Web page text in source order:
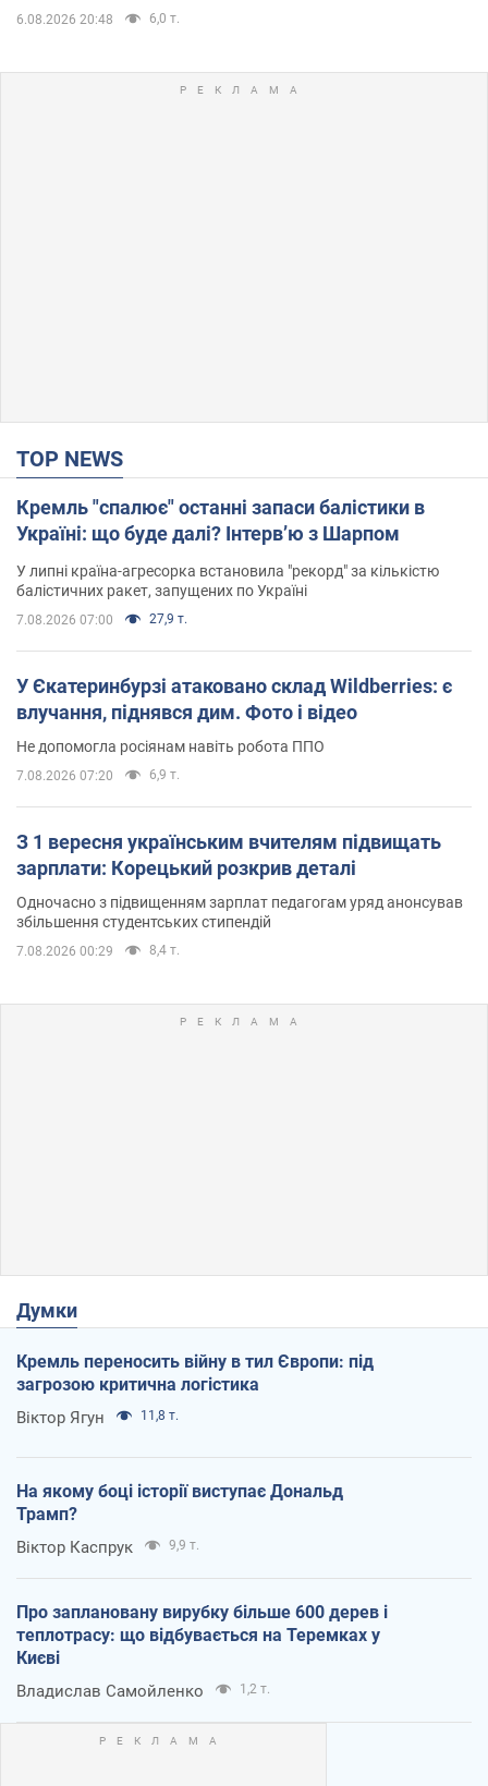
6.08.2026 20:48 6,0 т.
TOP NEWS
Кремль "спалює" останні запаси балістики в
Україні: що буде далі? Інтерв’ю з Шарпом
У липні країна-агресорка встановила "рекорд" за кількістю
балістичних ракет, запущених по Україні
7.08.2026 07:00 27,9 т.
У Єкатеринбурзі атаковано склад Wildberries: є
влучання, піднявся дим. Фото і відео
Не допомогла росіянам навіть робота ППО
7.08.2026 07:20 6,9 т.
З 1 вересня українським вчителям підвищать
зарплати: Корецький розкрив деталі
Одночасно з підвищенням зарплат педагогам уряд анонсував
збільшення студентських стипендій
7.08.2026 00:29 8,4 т.
Думки
Кремль переносить війну в тил Європи: під
загрозою критична логістика
Віктор Ягун 11,8 т.
На якому боці історії виступає Дональд
Трамп?
Віктор Каспрук 9,9 т.
Про заплановану вирубку більше 600 дерев і
теплотрасу: що відбувається на Теремках у
Києві
Владислав Самойленко 1,2 т.